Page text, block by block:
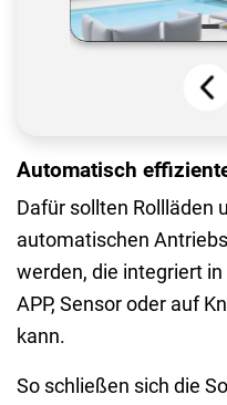
Automatisch
Dafür sollten Rollläden
automatischen
werden, die integriert
APP, Sensor oder auf
kann.
So schließen sich die